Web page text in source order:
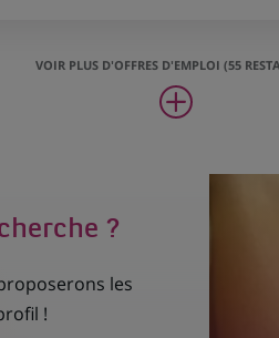
VOIR PLUS D'OFFRES D'EMPLOI (55
?
les
!